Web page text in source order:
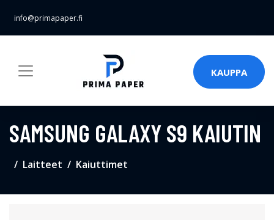
info@primapaper.fi
KAUPPA
SAMSUNG GALAXY S9 KAIUTIN
Laitteet Kaiuttimet